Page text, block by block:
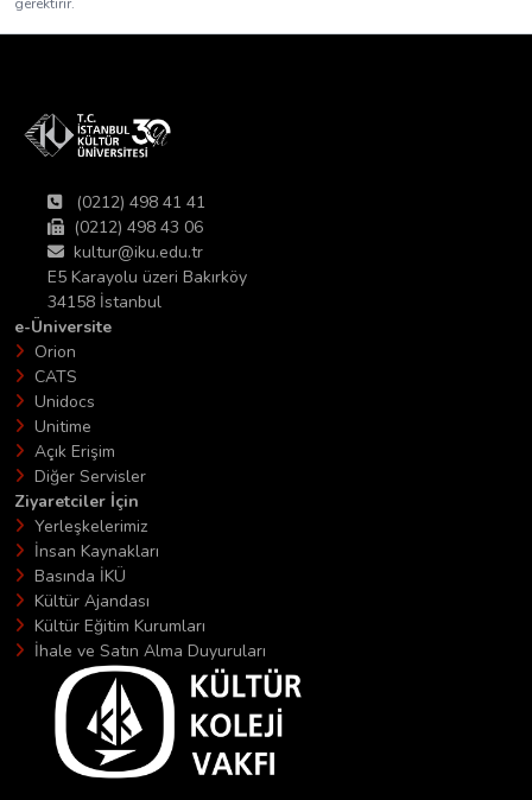
(0212) 498 41 41
(0212) 498 43 06
kultur@iku.edu.tr
E5 Karayolu üzeri Bakırköy
34158 İstanbul
e-Üniversite
Orion
CATS
Unidocs
Unitime
Açık Erişim
Diğer Servisler
Ziyaretciler İçin
Yerleşkelerimiz
İnsan Kaynakları
Basında İKÜ
Kültür Ajandası
Kültür Eğitim Kurumları
İhale ve Satın Alma Duyuruları